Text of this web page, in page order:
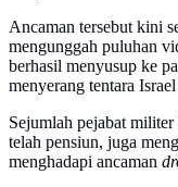
Ancaman tersebut kini
mengunggah puluhan
berhasil menyusup ke
menyerang tentara
Sejumlah pejabat
telah pensiun, juga
menghadapi ancaman